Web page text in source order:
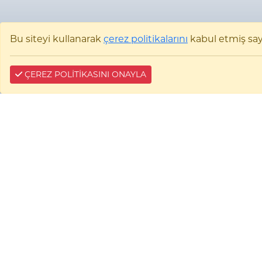
Bu siteyi kullanarak çerez politikalarını kabul etmiş
ÇEREZ POLİTİKASINI ONAYLA